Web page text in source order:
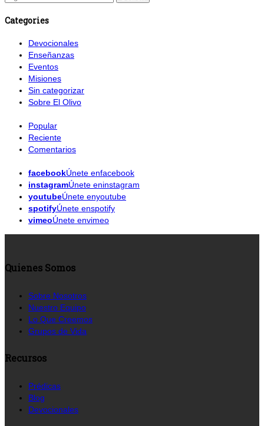
Categories
Devocionales
Enseñanzas
Eventos
Misiones
Sin categorizar
Sobre El Olivo
Popular
Reciente
Comentarios
facebookÚnete enfacebook
instagramÚnete eninstagram
youtubeÚnete enyoutube
spotifyÚnete enspotify
vimeoÚnete envimeo
Quienes Somos
Sobre Nosotros
Nuestro Equipo
Lo Que Creemos
Grupos de Vida
Recursos
Prédicas
Blog
Devocionales